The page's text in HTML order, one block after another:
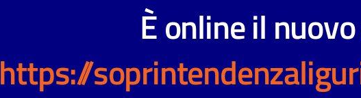
È online il
https://